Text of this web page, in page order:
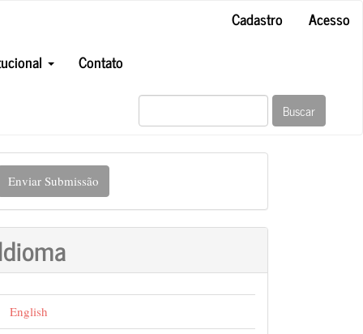
Cadastro
Acesso
Contato
Buscar
Enviar Submissão
English